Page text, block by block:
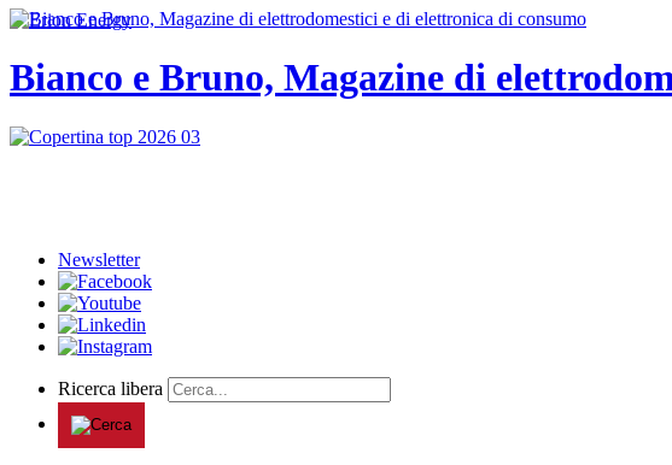
Bianco e Bruno, Magazine di
Newsletter
Ricerca libera